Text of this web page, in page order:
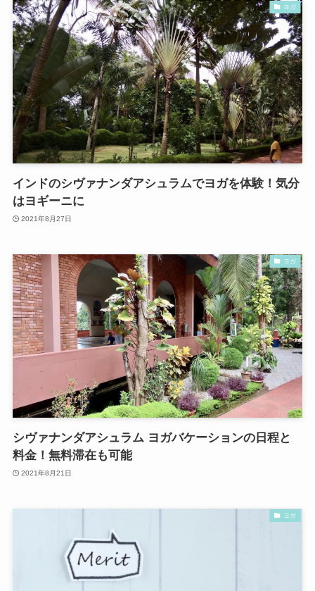
ヨガ
インドのシヴァナンダアシュラムでヨガを体験！気分
はヨギーニに
2021年8月27日
ヨガ
シヴァナンダアシュラム ヨガバケーションの日程と
料金！無料滞在も可能
2021年8月21日
ヨガ